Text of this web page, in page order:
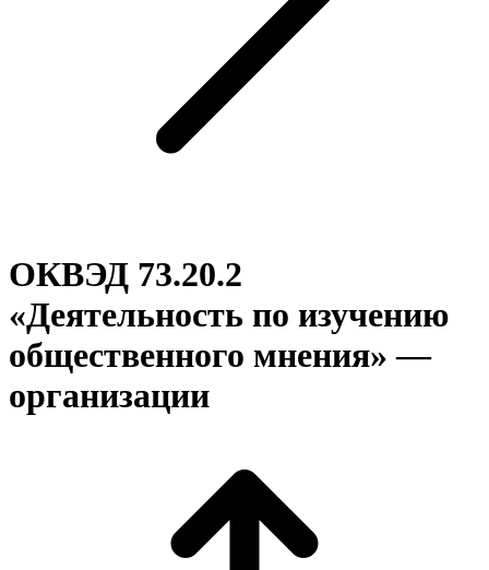
ОКВЭД 73.20.2
«Деятельность по изучению
общественного мнения» —
организации